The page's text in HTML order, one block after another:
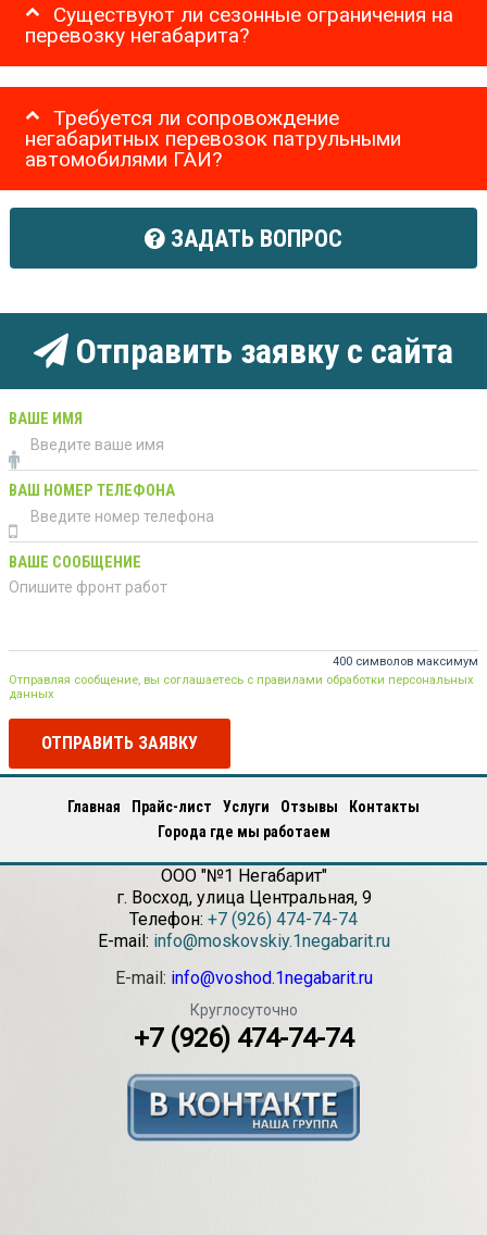
Существуют ли сезонные ограничения на
перевозку негабарита?
Требуется ли сопровождение
негабаритных перевозок патрульными
автомобилями ГАИ?
ЗАДАТЬ ВОПРОС
Отправить заявку с сайта
ВАШЕ ИМЯ
ВАШ НОМЕР ТЕЛЕФОНА
ВАШЕ СООБЩЕНИЕ
400 символов максимум
Отправляя сообщение, вы соглашаетесь с правилами обработки персональных
данных
ОТПРАВИТЬ ЗАЯВКУ
Главная Прайс-лист Услуги Отзывы
Контакты
Города где мы работаем
ООО "№1 Негабарит"
г. Восход, улица Центральная, 9
Телефон: +7 (926) 474-74-74
E-mail: info@moskovskiy.1negabarit.ru
E-mail: info@voshod.1negabarit.ru
Круглосуточно
+7 (926) 474-74-74